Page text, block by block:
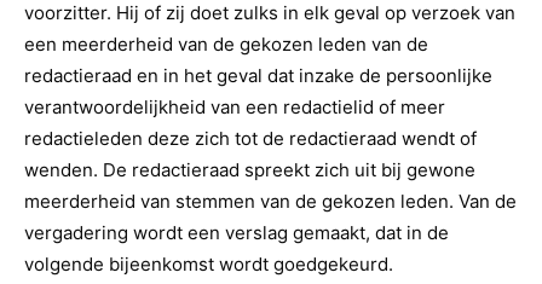
voorzitter. Hij of zij doet zulks in elk geval op verzoek van
een meerderheid van de gekozen leden van de
redactieraad en in het geval dat inzake de persoonlijke
verantwoordelijkheid van een redactielid of meer
redactieleden deze zich tot de redactieraad wendt of
wenden. De redactieraad spreekt zich uit bij gewone
meerderheid van stemmen van de gekozen leden. Van de
vergadering wordt een verslag gemaakt, dat in de
volgende bijeenkomst wordt goedgekeurd.